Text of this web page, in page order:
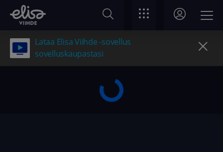
Lataa Elisa Viihde -sovellus
sovelluskaupastasi